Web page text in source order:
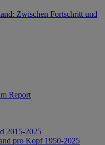
Zwischen Fortschritt und
Report
2015-2025
pro Kopf 1950-2025